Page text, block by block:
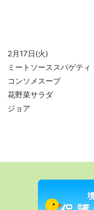
2月17日(火)
ミートソーススパゲティ
コンソメスープ
花野菜サラダ
ジョア